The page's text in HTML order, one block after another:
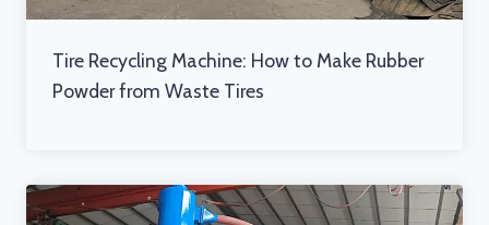
Tire Recycling Machine: How to Make Rubber
Powder from Waste Tires